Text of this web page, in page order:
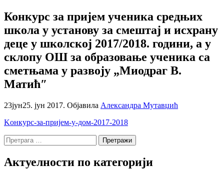
Конкурс за пријем ученика средњих
школа у установу за смештај и исхрану
деце у школској 2017/2018. години, а у
склопу ОШ за образовање ученика са
сметњама у развоју „Миодраг В.
Матић″
23јун25. јун 2017. Објавила Александра Мутавџић
Koнкурс-за-пријем-у-дом-2017-2018
Претрага
за:
Актуелности по категорији